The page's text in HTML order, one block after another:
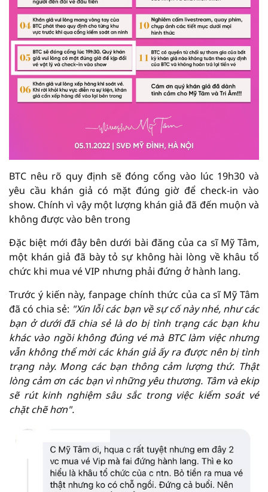
BTC nêu rõ quy định sẽ đóng cổng vào lúc 19h30 và
yêu cầu khán giả có mặt đúng giờ để check-in vào
show. Chính vì vậy một lượng khán giả đã đến muộn và
không được vào bên trong
Đặc biệt mới đây bên dưới bài đăng của ca sĩ Mỹ Tâm,
một khán giả đã bày tỏ sự không hài lòng về khâu tổ
chức khi mua vé VIP nhưng phải đứng ở hành lang.
Trước ý kiến này, fanpage chính thức của ca sĩ Mỹ Tâm
đã có chia sẻ: "Xin lỗi các bạn về sự cố này nhé, như các
bạn ở dưới đã chia sẻ là do bị tình trạng các bạn khu
khác vào ngồi không đúng vé mà BTC làm việc nhưng
vẫn không thể mời các khán giả ấy ra được nên bị tình
trạng này. Mong các bạn thông cảm lượng thứ. Thật
lòng cảm ơn các bạn vì những yêu thương. Tâm và ekip
sẽ rút kinh nghiệm sâu sắc trong việc kiểm soát vé
chặt chẽ hơn".